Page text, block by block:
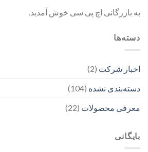
به بازرگانی اچ پی سی خوش آمدید.
دسته‌ها
اخبار شرکت (2)
دسته‌بندی نشده (104)
معرفی محصولات (22)
بایگانی